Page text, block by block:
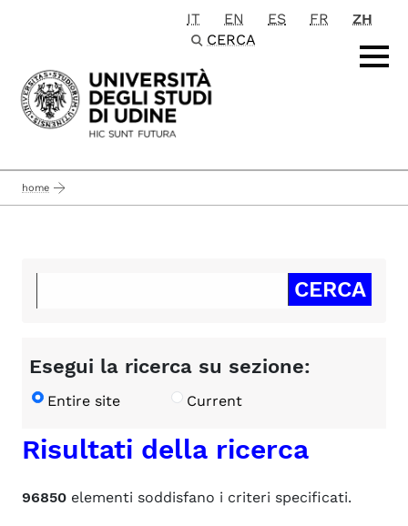
Passa al contenuto principale
IT EN ES FR
ZH
CERCA
home
Esegui la ricerca su sezione:
Entire site Current
Risultati della ricerca
96850 elementi soddisfano i criteri specificati.